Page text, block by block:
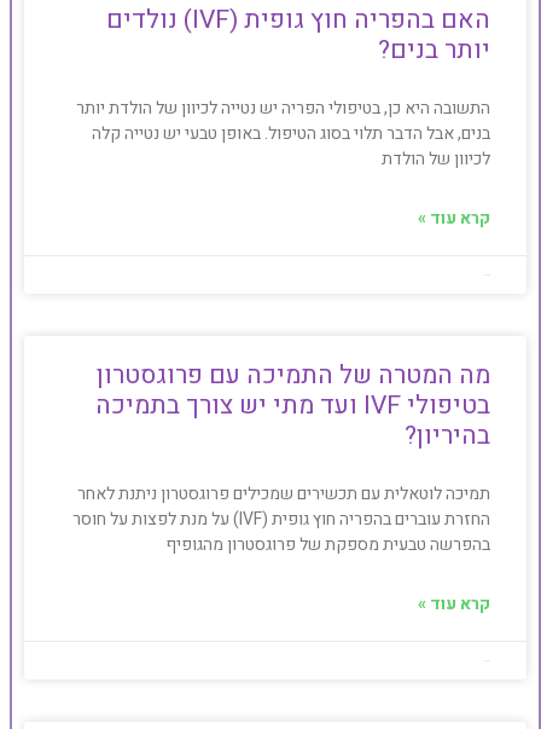
האם בהפריה חוץ גופית (IVF) נולדים
יותר בנים?
התשובה היא כן, בטיפולי הפריה יש נטייה לכיוון של הולדת יותר
בנים, אבל הדבר תלוי בסוג הטיפול. באופן טבעי יש נטייה קלה
לכיוון של הולדת
קרא עוד »
מה המטרה של התמיכה עם פרוגסטרון
בטיפולי IVF ועד מתי יש צורך בתמיכה
בהיריון?
תמיכה לוטאלית עם תכשירים שמכילים פרוגסטרון ניתנת לאחר
החזרת עוברים בהפריה חוץ גופית (IVF) על מנת לפצות על חוסר
בהפרשה טבעית מספקת של פרוגסטרון מהגופיף
קרא עוד »